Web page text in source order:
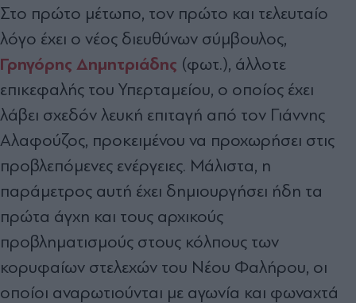
Στο πρώτο µέτωπο, τον πρώτο και τελευταίο
λόγο έχει ο νέος διευθύνων σύµβουλος,
Γρηγόρης Δημητριάδης (φωτ.), άλλοτε
επικεφαλής του Υπερταµείου, ο οποίος έχει
λάβει σχεδόν λευκή επιταγή από τον Γιάννης
Αλαφούζος, προκειµένου να προχωρήσει στις
προβλεπόµενες ενέργειες. Μάλιστα, η
παράµετρος αυτή έχει δηµιουργήσει ήδη τα
πρώτα άγχη και τους αρχικούς
προβληµατισµούς στους κόλπους των
κορυφαίων στελεχών του Νέου Φαλήρου, οι
οποίοι αναρωτιούνται µε αγωνία και φωναχτά